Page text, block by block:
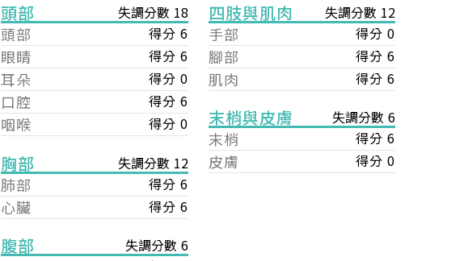
頭部 失調分數 18
頭部 得分 6
眼睛 得分 6
耳朵 得分 0
口腔 得分 6
咽喉 得分 0
胸部 失調分數 12
肺部 得分 6
心臟 得分 6
腹部 失調分數 6
四肢與肌肉 失調分數 12
手部 得分 0
腳部 得分 6
肌肉 得分 6
末梢與皮膚 失調分數 6
末梢 得分 6
皮膚 得分 0